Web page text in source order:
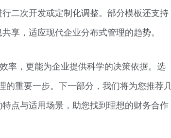
二次开发或定制化调整。部分模板还支持
享，适应现代企业分布式管理的趋势。
率，更能为企业提供科学的决策依据。选
的重要一步。下一部分，我们将为您推荐
点与适用场景，助您找到理想的财务合作